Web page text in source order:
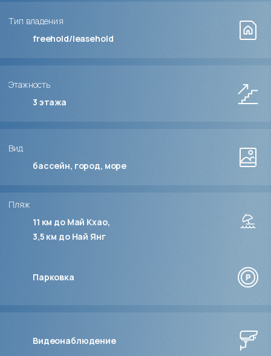
Тип владения
freehold/leasehold
Этажность
3 этажа
Вид
бассейн, город, море
Пляж
11 км до Май Кхао
3,5 км до Най Янг
Парковка
Видеонаблюдение